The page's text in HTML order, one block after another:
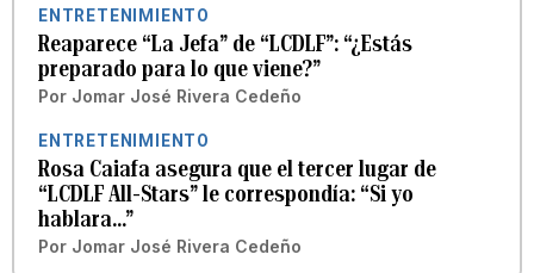
ENTRETENIMIENTO
Reaparece “La Jefa” de “LCDLF”: “¿Estás
preparado para lo que viene?”
Por Jomar José Rivera Cedeño
ENTRETENIMIENTO
Rosa Caiafa asegura que el tercer lugar de
“LCDLF All-Stars” le correspondía: “Si yo
hablara…”
Por Jomar José Rivera Cedeño